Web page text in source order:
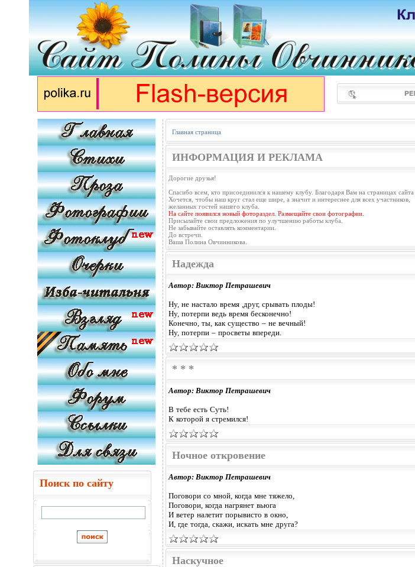
Поиск по сайту
Главная страница
ИНФОРМАЦИЯ И РЕКЛАМА
Дорогие друзья!
Спасибо всем, кто присоединился к нашему клубу. Благодаря Вам на страницах
Хочется, чтобы наш круг стал еще шире, а значит и интереснее для всех участников,
желанных гостей нашего клуба.
На сайте появился новый фотораздел. Размещайте свои фотографии.
Присылайте свои предложения по улучшению работы клуба.
Не забывайте оставлять комментарии.
До встречи.
Ваша Полина Овчинникова.
Надежда
Автор: Виктор Петрашевич
Ну, не настало время ,друг, срывать плоды!
Ну, потерпи ведь время бесконечно!
Конечно, ты, как существо – не вечный!
Ну, потерпи – просветы впереди.
* * *
Автор: Виктор Петрашевич
В тебе есть Суть!
К которой я стремился!
Ночное откровение
Автор: Виктор Петрашевич
Поговори со мной, когда мне тяжело,
Поговори, когда нагрянет вьюга
И ветер налетит порывисто в окно,
И, где тогда, скажи, искать мне друга?
Наскучное